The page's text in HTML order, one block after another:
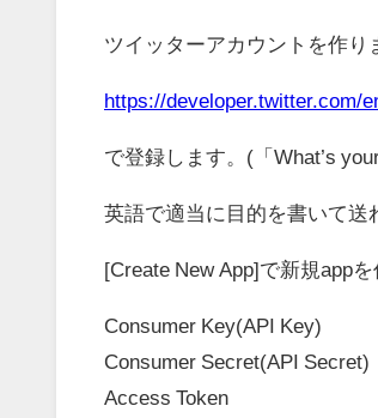
ツイッターアカウントを作り
https://developer.twitter.com/
で登録します。(「What’s
英語で適当に目的を書いて送
[Create New App]で新規appを
Consumer Key(API Key)
Consumer Secret(API Secret)
Access Token